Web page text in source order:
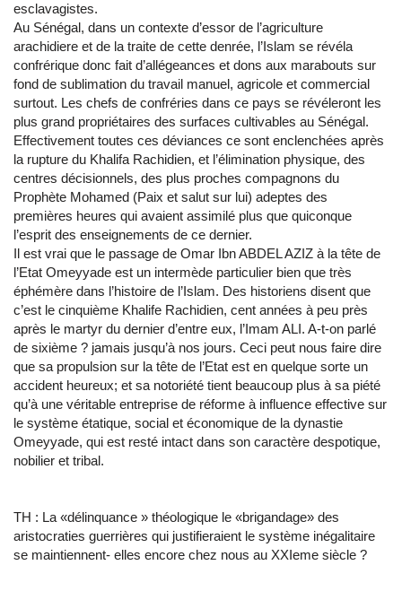
esclavagistes.
Au Sénégal, dans un contexte d’essor de l’agriculture
arachidiere et de la traite de cette denrée, l’Islam se révéla
confrérique donc fait d’allégeances et dons aux marabouts sur
fond de sublimation du travail manuel, agricole et commercial
surtout. Les chefs de confréries dans ce pays se révéleront les
plus grand propriétaires des surfaces cultivables au Sénégal.
Effectivement toutes ces déviances ce sont enclenchées après
la rupture du Khalifa Rachidien, et l’élimination physique, des
centres décisionnels, des plus proches compagnons du
Prophète Mohamed (Paix et salut sur lui) adeptes des
premières heures qui avaient assimilé plus que quiconque
l’esprit des enseignements de ce dernier.
Il est vrai que le passage de Omar Ibn ABDEL AZIZ à la tête de
l’Etat Omeyyade est un intermède particulier bien que très
éphémère dans l’histoire de l’Islam. Des historiens disent que
c’est le cinquième Khalife Rachidien, cent années à peu près
après le martyr du dernier d’entre eux, l’Imam ALI. A-t-on parlé
de sixième ? jamais jusqu’à nos jours. Ceci peut nous faire dire
que sa propulsion sur la tête de l’Etat est en quelque sorte un
accident heureux; et sa notoriété tient beaucoup plus à sa piété
qu’à une véritable entreprise de réforme à influence effective sur
le système étatique, social et économique de la dynastie
Omeyyade, qui est resté intact dans son caractère despotique,
nobilier et tribal.
TH : La «délinquance » théologique le «brigandage» des
aristocraties guerrières qui justifieraient le système inégalitaire
se maintiennent- elles encore chez nous au XXIeme siècle ?